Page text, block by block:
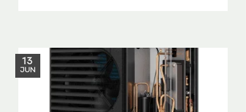
13
JUN